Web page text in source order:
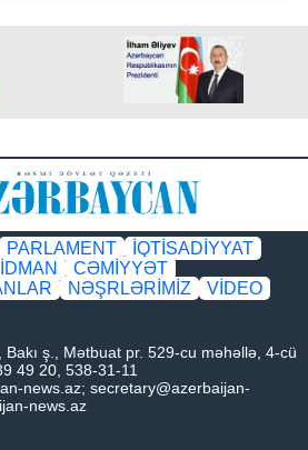
PARLAMENT
İQTİSADİYYAT
İDMAN
CƏMİYYƏT
NƏŞRLƏRİMİZ
VİDEO
Bakı ş., Mətbuat pr. 529-cu məhəllə, 4-cü
49 20, 538-31-11
news.az; secretary@azerbaijan-
news.az